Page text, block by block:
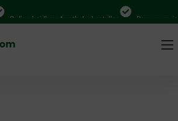
Online bei Ihrer Apotheke bestellen Bequem